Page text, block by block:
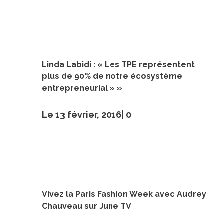
Linda Labidi : « Les TPE représentent
plus de 90% de notre écosystème
entrepreneurial » »
Le 13 février, 2016| 0
Vivez la Paris Fashion Week avec Audrey
Chauveau sur June TV